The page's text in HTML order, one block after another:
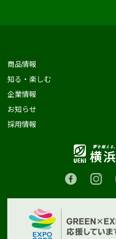
商品情報
知る・楽しむ
企業情報
お知らせ
採用情報